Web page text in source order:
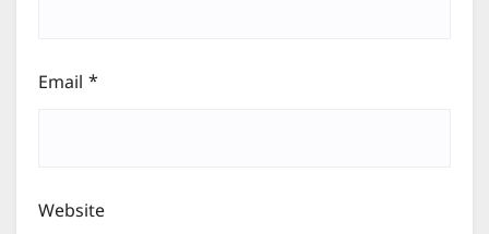
Email *
Website